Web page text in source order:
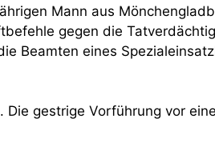
Mann aus
gegen die
Beamten eines
Die gestrige Vorführung vor